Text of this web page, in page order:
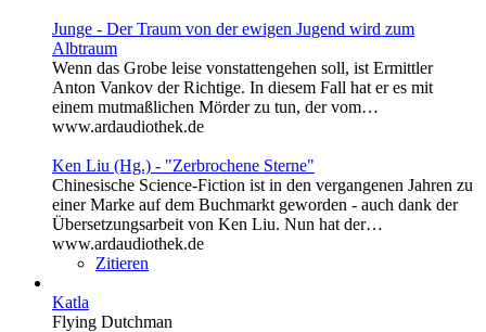
Junge - Der Traum von der ewigen Jugend wird zum
Albtraum
Wenn das Grobe leise vonstattengehen soll, ist Ermittler
Anton Vankov der Richtige. In diesem Fall hat er es mit
einem mutmaßlichen Mörder zu tun, der vom…
www.ardaudiothek.de
Ken Liu (Hg.) - "Zerbrochene Sterne"
Chinesische Science-Fiction ist in den vergangenen Jahren zu
einer Marke auf dem Buchmarkt geworden - auch dank der
Übersetzungsarbeit von Ken Liu. Nun hat der…
www.ardaudiothek.de
Zitieren
Katla
Flying Dutchman